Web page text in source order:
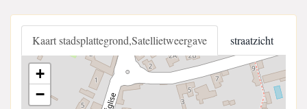
Kaart stadsplattegrond,Satellietweergave straatzicht
+
−